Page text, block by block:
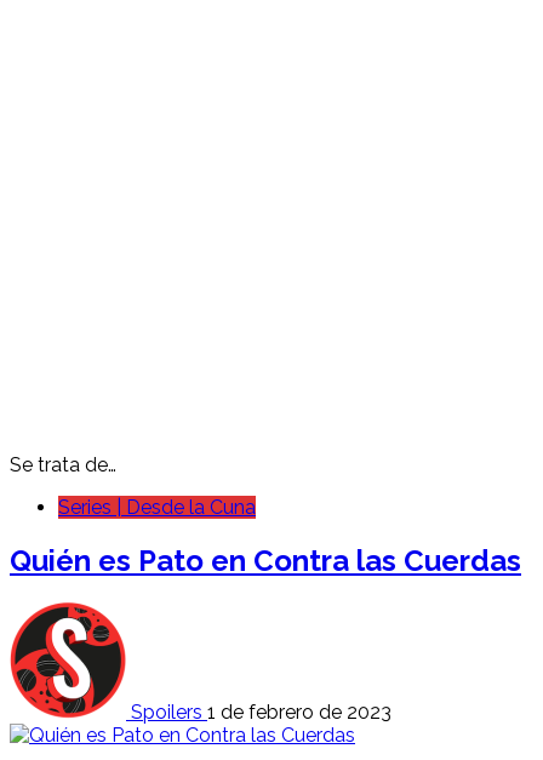
Se trata de…
Series | Desde la Cuna
Quién es Pato en Contra las Cuerdas
Spoilers 1 de febrero de 2023